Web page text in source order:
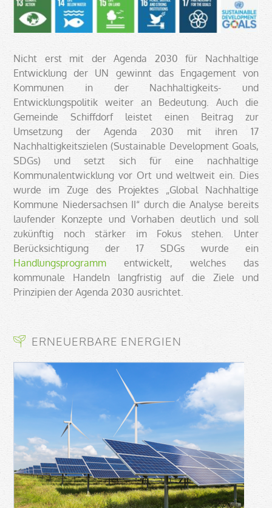
Nicht erst mit der Agenda 2030 für Nachhaltige
Entwicklung der UN gewinnt das Engagement von
Kommunen in der Nachhaltigkeits- und
Entwicklungspolitik weiter an Bedeutung. Auch die
Gemeinde Schiffdorf leistet einen Beitrag zur
Umsetzung der Agenda 2030 mit ihren 17
Nachhaltigkeitszielen (Sustainable Development Goals,
SDGs) und setzt sich für eine nachhaltige
Kommunalentwicklung vor Ort und weltweit ein. Dies
wurde im Zuge des Projektes „Global Nachhaltige
Kommune Niedersachsen II“ durch die Analyse bereits
laufender Konzepte und Vorhaben deutlich und soll
zukünftig noch stärker im Fokus stehen. Unter
Berücksichtigung der 17 SDGs wurde ein
Handlungsprogramm entwickelt, welches das
kommunale Handeln langfristig auf die Ziele und
Prinzipien der Agenda 2030 ausrichtet.
ERNEUERBARE ENERGIEN